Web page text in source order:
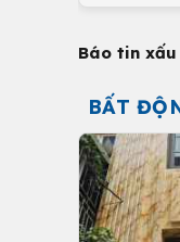
Báo tin xấu
BẤT